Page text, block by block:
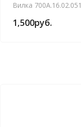
Вилка 700А.16.02.051
1,500руб.